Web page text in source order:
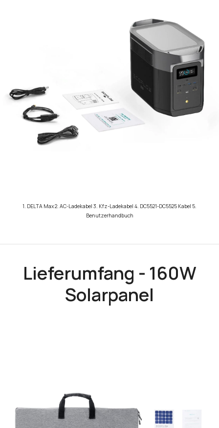
1. DELTA Max 2. AC-Ladekabel 3. Kfz-Ladekabel 4. DC5521-DC5525 Kabel 5.
Benutzerhandbuch
Lieferumfang - 160W
Solarpanel